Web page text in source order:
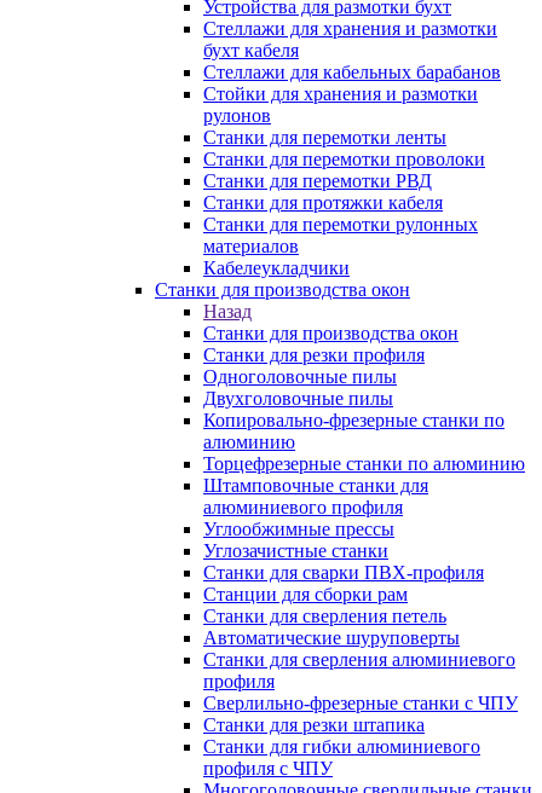
Устройства для размотки бухт
Стеллажи для хранения и размотки
бухт кабеля
Стеллажи для кабельных барабанов
Стойки для хранения и размотки
рулонов
Станки для перемотки ленты
Станки для перемотки проволоки
Станки для перемотки РВД
Станки для протяжки кабеля
Станки для перемотки рулонных
материалов
Кабелеукладчики
Станки для производства окон
Назад
Станки для производства окон
Станки для резки профиля
Одноголовочные пилы
Двухголовочные пилы
Копировально-фрезерные станки по
алюминию
Торцефрезерные станки по алюминию
Штамповочные станки для
алюминиевого профиля
Углообжимные прессы
Углозачистные станки
Станки для сварки ПВХ-профиля
Станции для сборки рам
Станки для сверления петель
Автоматические шуруповерты
Станки для сверления алюминиевого
профиля
Сверлильно-фрезерные станки с ЧПУ
Станки для резки штапика
Станки для гибки алюминиевого
профиля с ЧПУ